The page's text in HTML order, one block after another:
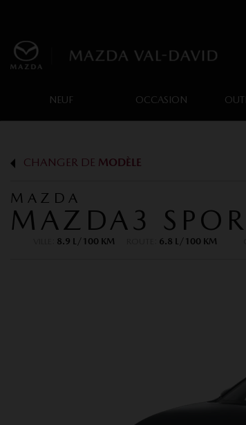
NEUF OCCASION
CHANGER DE MODÈLE
MAZDA
MAZDA3
8.9 L/100 KM 6.8 L/100 KM